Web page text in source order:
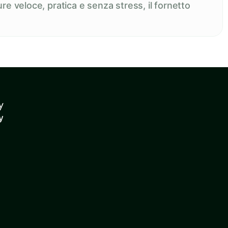
veloce, pratica e senza stress, il fornetto